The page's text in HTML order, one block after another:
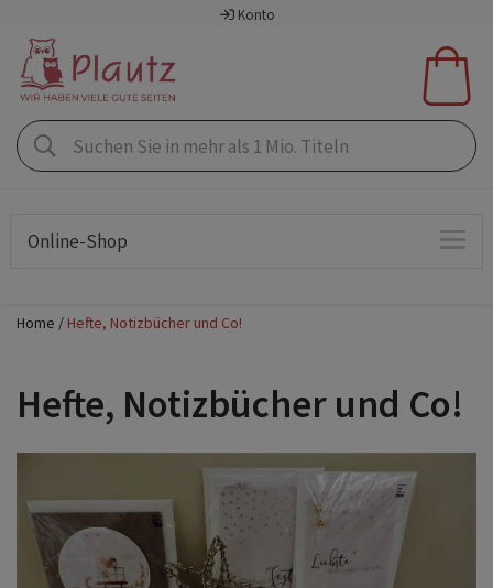
Konto
Online-Shop
Home Hefte, Notizbücher und Co!
Hefte, Notizbücher und Co!